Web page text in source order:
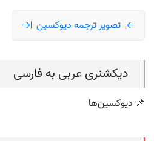
تصویر ترجمه ديوکسين
دیکشنری عربی به فارسی
📌 دیوکسین‌ها